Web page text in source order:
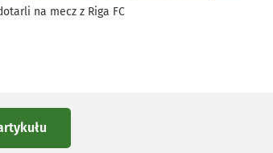
na mecz z Riga FC